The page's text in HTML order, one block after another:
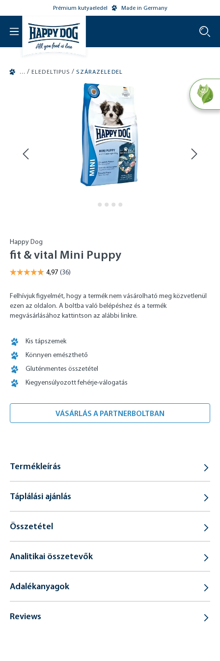
Prémium kutyaeledel Made in Germany
/ ELEDELTIPUS / SZÁRAZELEDEL
Happy Dog
fit & vital Mini Puppy
Felhívjuk figyelmét, hogy a termék nem vásárolható meg közvetlenül
ezen az oldalon. A boltba való belépéshez és a termék
megvásárlásához kattintson az alábbi linkre.
Kis tápszemek
Könnyen emészthető
Gluténmentes összetétel
Kiegyensúlyozott fehérje-válogatás
VÁSÁRLÁS A PARTNERBOLTBAN
Termékleírás
Táplálási ajánlás
Összetétel
Analitikai összetevők
Adalékanyagok
Reviews